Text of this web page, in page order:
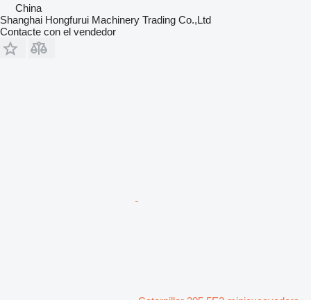
China
Shanghai Hongfurui Machinery Trading Co.,Ltd
Contacte con el vendedor